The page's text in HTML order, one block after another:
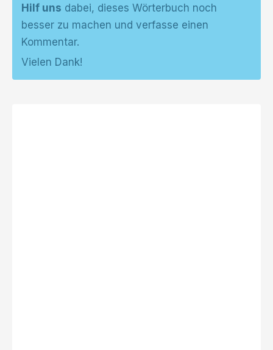
Hilf uns dabei, dieses Wörterbuch noch
besser zu machen und verfasse einen
Kommentar.
Vielen Dank!